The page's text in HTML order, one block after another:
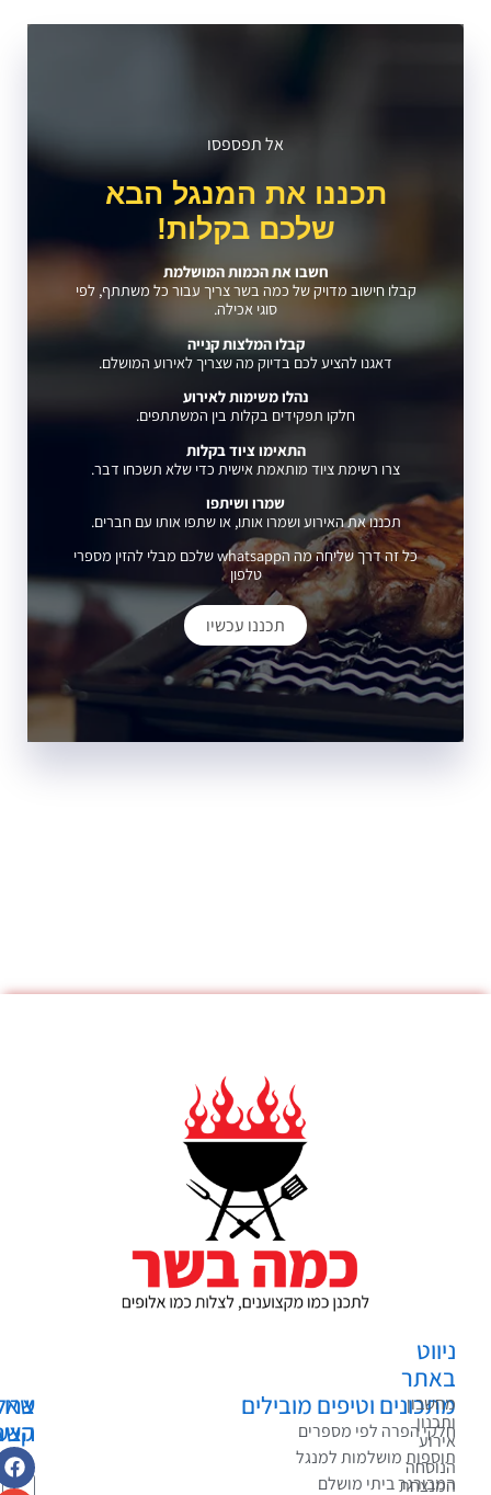
אל תפספסו
תכננו את המנגל הבא
שלכם בקלות!
חשבו את הכמות המושלמת
קבלו חישוב מדויק של כמה בשר צריך עבור כל משתתף, לפי
סוגי אכילה.
קבלו המלצות קנייה
דאגנו להציע לכם בדיוק מה שצריך לאירוע המושלם.
נהלו משימות לאירוע
חלקו תפקידים בקלות בין המשתתפים.
התאימו ציוד בקלות
צרו רשימת ציוד מותאמת אישית כדי שלא תשכחו דבר.
שמרו ושיתפו
תכננו את האירוע ושמרו אותו, או שתפו אותו עם חברים.
כל זה דרך שליחה מה הwhatsapp שלכם מבלי להזין מספרי
טלפון
תכננו עכשיו
שאלות?
הצעות?
בקשות?
וטיפים מובילים
הפרה לפי מספרים
מושלמות למנגל
ביתי מושלם